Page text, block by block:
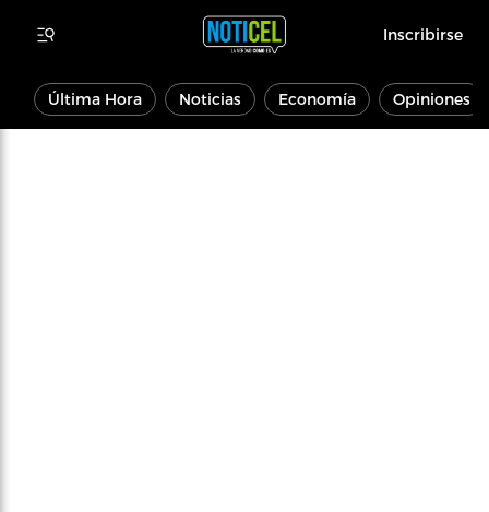
Inscribirse
Última Hora Noticias Economía Opiniones